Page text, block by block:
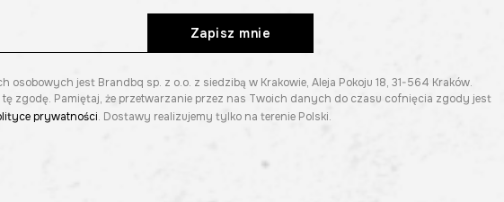
Zapisz mnie
jest Brandbq sp. z o.o. z siedzibą w Krakowie, Aleja Pokoju 18, 31-564 Kraków.
zgodę. Pamiętaj, że przetwarzanie przez nas Twoich danych do czasu cofnięcia zgody jest
prywatności. Dostawy realizujemy tylko na terenie Polski.